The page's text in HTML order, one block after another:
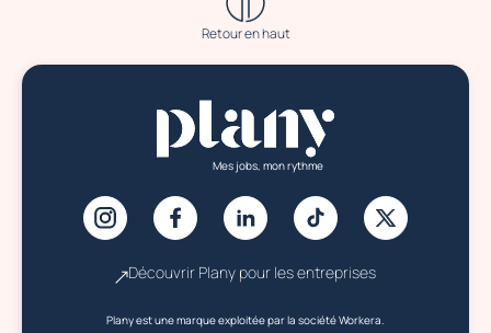
Retour en haut
Mes jobs, mon rythme
Découvrir Plany pour les entreprises
Plany est une marque exploitée par la société Workera.